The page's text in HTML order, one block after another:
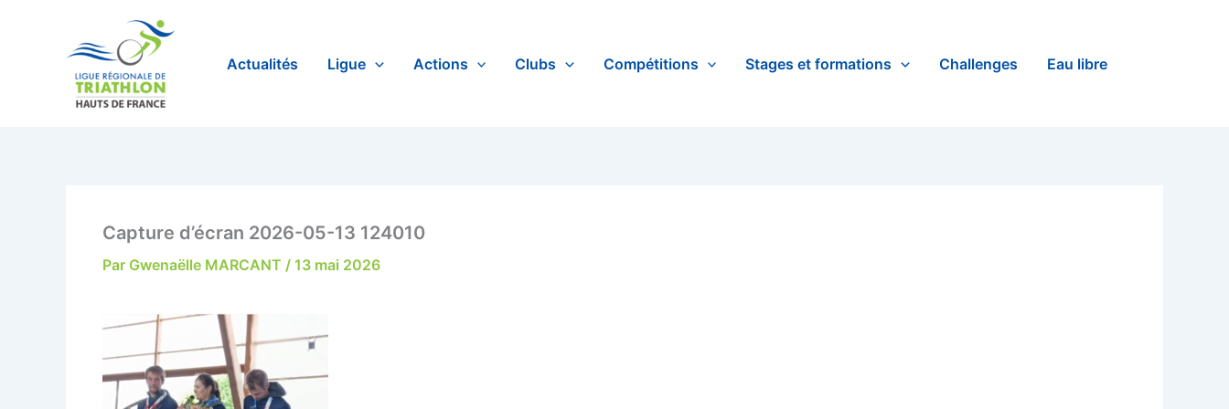
Actualités Ligue Actions Clubs Compétitions Stages et formations Challenges Eau libre
Capture d’écran 2026-05-13 124010
Par Gwenaëlle MARCANT / 13 mai 2026